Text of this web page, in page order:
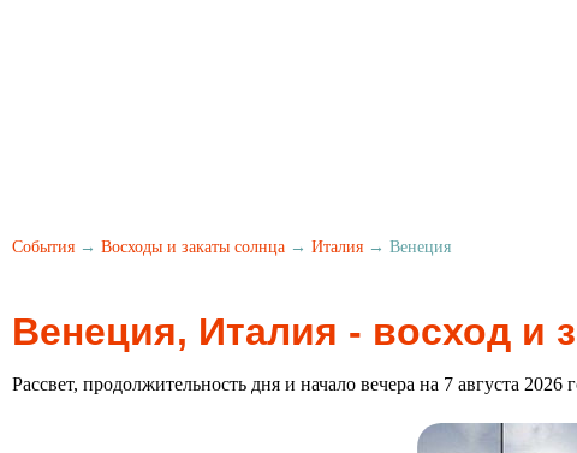
События → Восходы и закаты солнца → Италия → Венеция
Венеция, Италия - восход и
Рассвет, продолжительность дня и начало вечера на 7 августа